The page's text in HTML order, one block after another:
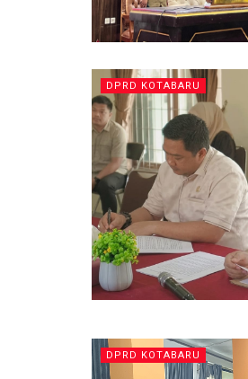
DPRD KOTABARU
DPRD KOTABARU